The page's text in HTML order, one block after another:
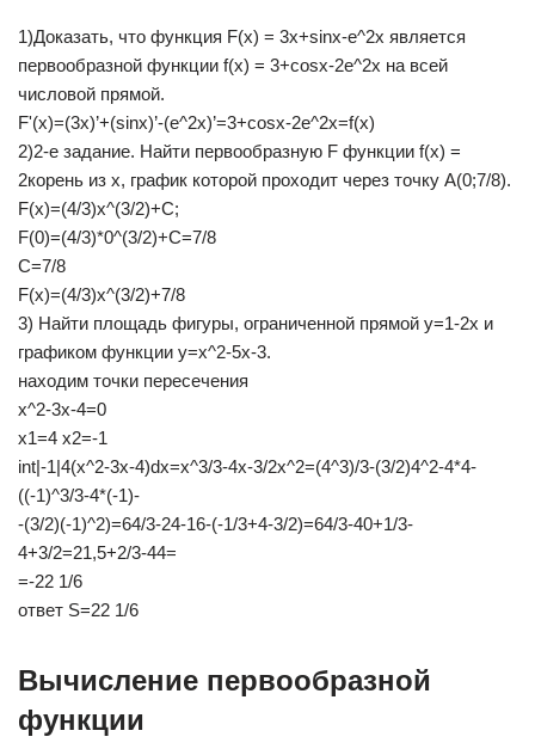
1)Доказать, что функция F(x) = 3x+sinx-e^2x является
первообразной функции f(x) = 3+cosx-2e^2x на всей
числовой прямой.
F'(x)=(3x)’+(sinx)’-(e^2x)’=3+cosx-2e^2x=f(x)
2)2-е задание. Найти первообразную F функции f(x) =
2корень из x, график которой проходит через точку A(0;7/8).
F(x)=(4/3)x^(3/2)+C;
F(0)=(4/3)*0^(3/2)+C=7/8
C=7/8
F(x)=(4/3)x^(3/2)+7/8
3) Найти площадь фигуры, ограниченной прямой y=1-2x и
графиком функции y=x^2-5x-3.
находим точки пересечения
x^2-3x-4=0
x1=4 x2=-1
int|-1|4(x^2-3x-4)dx=x^3/3-4x-3/2x^2=(4^3)/3-(3/2)4^2-4*4-
((-1)^3/3-4*(-1)-
-(3/2)(-1)^2)=64/3-24-16-(-1/3+4-3/2)=64/3-40+1/3-
4+3/2=21,5+2/3-44=
=-22 1/6
ответ S=22 1/6
Вычисление первообразной
функции